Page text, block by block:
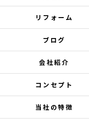
リフォーム
ブログ
会社紹介
コンセプト
当社の特徴